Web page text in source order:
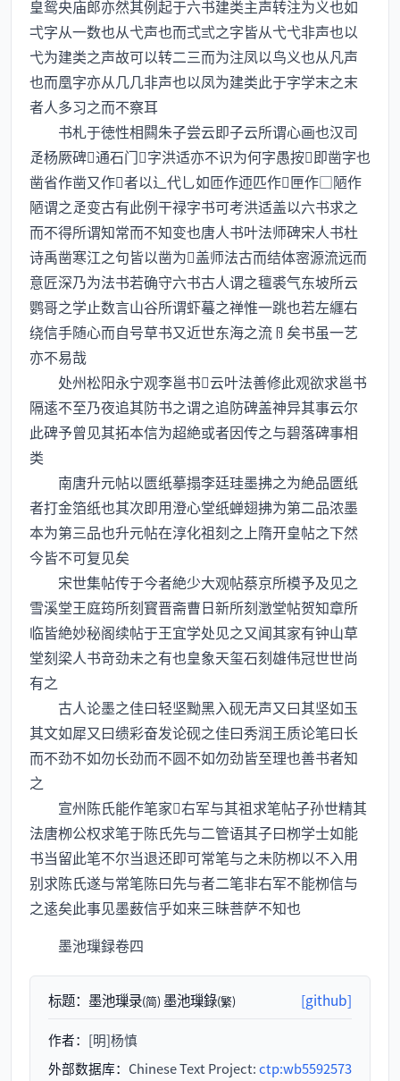
皇鸳央庙郎亦然其例起于六书建类主声转注为义也如
弌字从一数也从弋声也而弍弎之字皆从弋弋非声也以
弋为建类之声故可以转二三而为注凤以鸟义也从凡声
也而凰字亦从几几非声也以凤为建类此于字学末之末
者人多习之而不察耳
书札于徳性相闗朱子尝云即子云所谓心画也汉司
杨厥碑通石门字洪适亦不识为何字愚按即凿字也
凿省作凿又作者以辶代乚如匝作迊匹作匣作□陋作
陋谓之变古有此例干禄字书可考洪适盖以六书求之
而不得所谓知常而不知变也唐人书叶法师碑宋人书杜
诗禹凿寒江之句皆以凿为盖师法古而结体宻源流远而
意匠深乃为法书若确守六书古人谓之氊裘气东坡所云
鹦哥之学止数言山谷所谓虾蟇之禅惟一跳也若左纒右
绕信手随心而自号草书又近世东海之流矣书虽一艺
亦不易哉
处州松阳永宁观李邕书云叶法善修此观欲求邕书
隔逺不至乃夜追其防书之谓之追防碑盖神异其事云尔
此碑予曾见其拓本信为超絶或者因传之与碧落碑事相
类
南唐升元帖以匮纸摹搨李廷珪墨拂之为絶品匮纸
者打金箔纸也其次即用澄心堂纸蝉翅拂为第二品浓墨
本为第三品也升元帖在淳化祖刻之上隋开皇帖之下然
今皆不可复见矣
宋世集帖传于今者絶少大观帖蔡京所模予及见之
雪溪堂王庭筠所刻寳晋斋曹日新所刻澂堂帖贺知章所
临皆絶妙秘阁续帖于王宜学处见之又闻其家有钟山草
堂刻梁人书竒劲未之有也皇象天玺石刻雄伟冠世世尚
有之
古人论墨之佳曰轻坚黝黑入砚无声又曰其坚如玉
其文如犀又曰缋彩奋发论砚之佳曰秀润王质论笔曰长
而不劲不如勿长劲而不圆不如勿劲皆至理也善书者知
之
宣州陈氏能作笔家右军与其祖求笔帖子孙世精其
法唐栁公权求笔于陈氏先与二管语其子曰栁学士如能
书当留此笔不尔当退还即可常笔与之未防栁以不入用
别求陈氏遂与常笔陈曰先与者二笔非右军不能栁信与
之逺矣此事见墨薮信乎如来三昧菩萨不知也
墨池璅録卷四
标题： 墨池璅录(简) 墨池璅錄(繁) [github]
作者： [明]杨慎
外部数据库： Chinese Text Project:ctp:wb5592573